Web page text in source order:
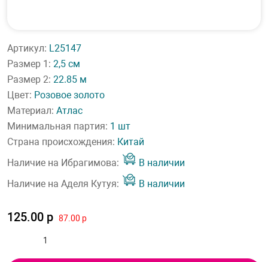
Артикул: L25147
Размер 1: 2,5 см
Размер 2: 22.85 м
Цвет: Розовое золото
Материал: Атлас
Минимальная партия: 1 шт
Страна происхождения: Китай
Наличие на Ибрагимова:
В наличии
Наличие на Аделя Кутуя:
В наличии
125.00 р 87.00 р